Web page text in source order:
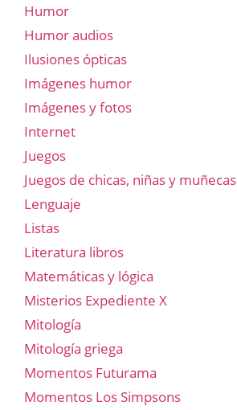
Humor
Humor audios
Ilusiones ópticas
Imágenes humor
Imágenes y fotos
Internet
Juegos
Juegos de chicas, niñas y muñecas
Lenguaje
Listas
Literatura libros
Matemáticas y lógica
Misterios Expediente X
Mitología
Mitología griega
Momentos Futurama
Momentos Los Simpsons